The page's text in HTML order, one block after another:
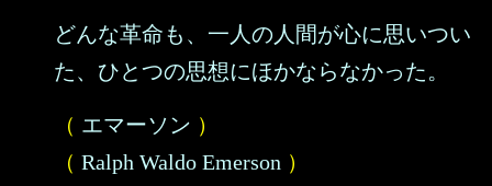
どんな革命も、一人の人間が心に思いつい
た、ひとつの思想にほかならなかった。
（ エマーソン ）
（ Ralph Waldo Emerson ）